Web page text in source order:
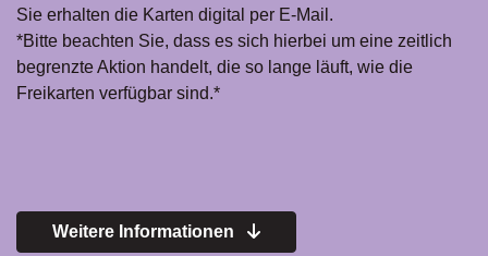
Sie erhalten die Karten digital per E-Mail.
*Bitte beachten Sie, dass es sich hierbei um eine zeitlich
begrenzte Aktion handelt, die so lange läuft, wie die
Freikarten verfügbar sind.*
Weitere Informationen